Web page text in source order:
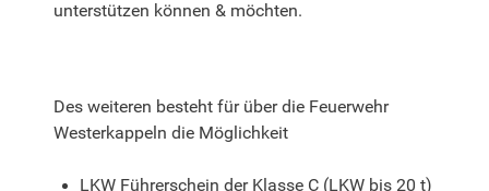
unterstützen können & möchten.
Des weiteren besteht für über die Feuerwehr
Westerkappeln die Möglichkeit
LKW Führerschein der Klasse C (LKW bis 20 t)